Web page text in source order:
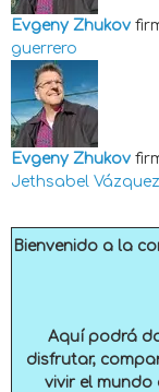
Evgeny Zhukov
guerrero
Evgeny Zhukov
Jethsabel
Bienvenido a la
Aquí podrá
disfrutar,
vivir el